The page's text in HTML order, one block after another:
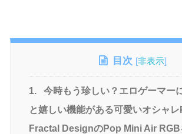
目次 [非表示]
1.
今時もう珍しい？エロゲーマー
と嬉しい機能がある可愛いオシャレ
Fractal DesignのPop Mini Air RGB